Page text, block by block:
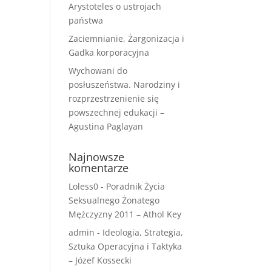
Arystoteles o ustrojach
państwa
Zaciemnianie, Żargonizacja i
Gadka korporacyjna
Wychowani do
posłuszeństwa. Narodziny i
rozprzestrzenienie się
powszechnej edukacji –
Agustina Paglayan
Najnowsze
komentarze
Loless0 - Poradnik Życia
Seksualnego Żonatego
Mężczyzny 2011 – Athol Key
admin - Ideologia, Strategia,
Sztuka Operacyjna i Taktyka
– Józef Kossecki